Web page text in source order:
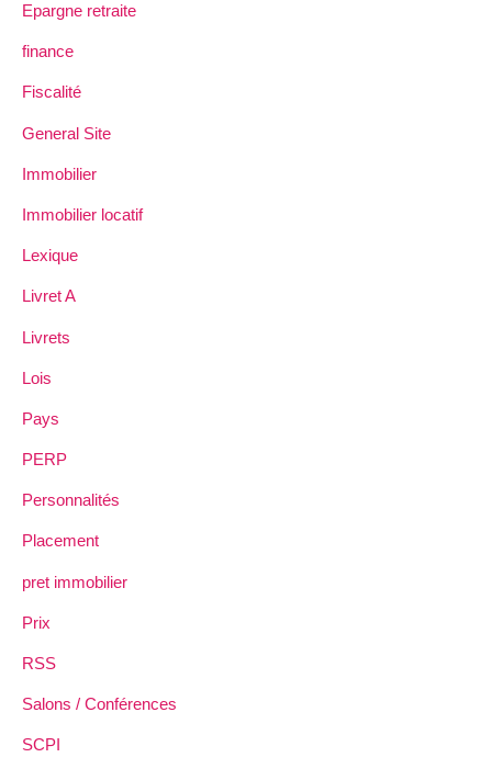
Epargne retraite
finance
Fiscalité
General Site
Immobilier
Immobilier locatif
Lexique
Livret A
Livrets
Lois
Pays
PERP
Personnalités
Placement
pret immobilier
Prix
RSS
Salons / Conférences
SCPI